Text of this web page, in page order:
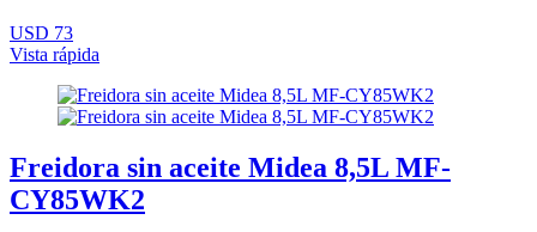
USD 73
Vista rápida
Freidora sin aceite Midea 8,5L MF-
CY85WK2